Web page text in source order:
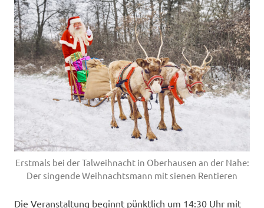
Erstmals bei der Talweihnacht in Oberhausen an der Nahe:
Der singende Weihnachtsmann mit sienen Rentieren
Die Veranstaltung beginnt pünktlich um 14:30 Uhr mit